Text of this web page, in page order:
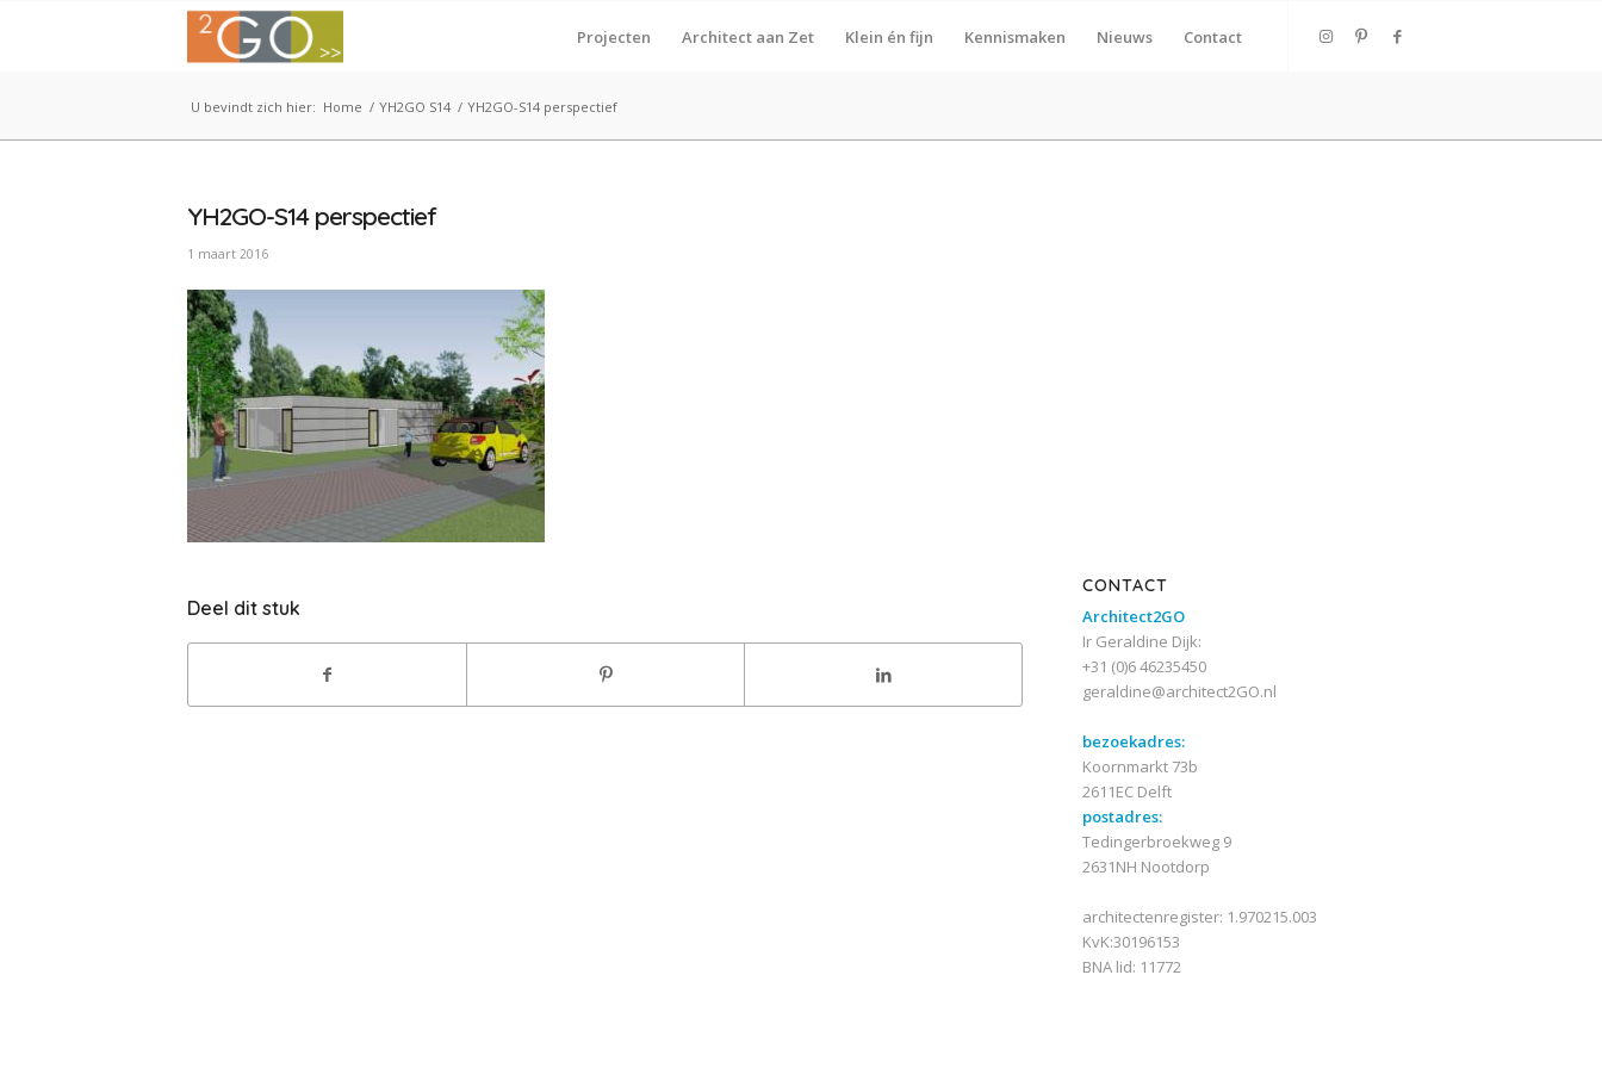
Projecten Architect aan Zet Klein én fijn Kennismaken Nieuws Contact
U bevindt zich hier: Home / YH2GO S14 / YH2GO-S14 perspectief
YH2GO-S14 perspectief
1 maart 2016
Deel dit stuk
CONTACT
Architect2GO
Ir Geraldine Dijk:
+31 (0)6 46235450
geraldine@architect2GO.nl
bezoekadres:
Koornmarkt 73b
2611EC Delft
postadres:
Tedingerbroekweg 9
2631NH Nootdorp
architectenregister: 1.970215.003
KvK:30196153
BNA lid: 11772